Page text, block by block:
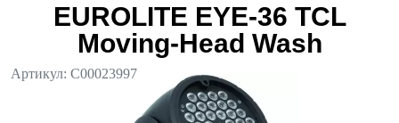
EUROLITE EYE-36 TCL
Moving-Head Wash
Артикул: С00023997